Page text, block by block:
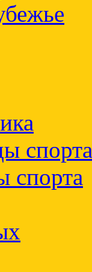
спорта
спорта